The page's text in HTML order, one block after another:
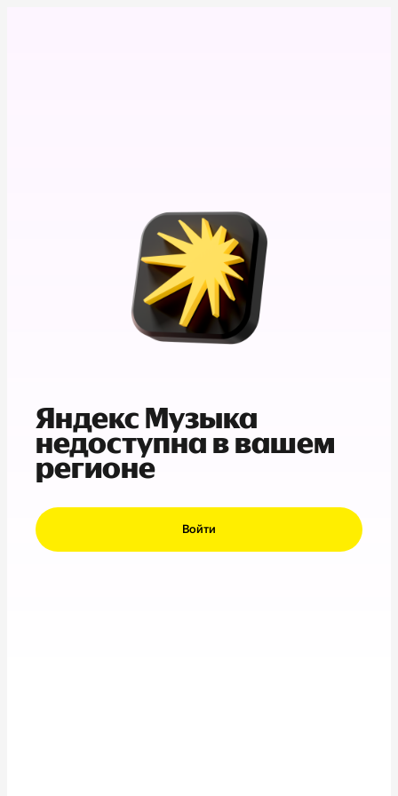
Яндекс Музыка
недоступна в вашем
регионе
Войти